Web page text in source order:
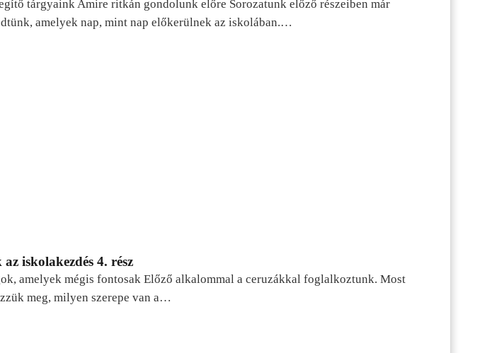
tárgyaink Amire ritkán gondolunk előre Sorozatunk előző részeiben már
amelyek nap, mint nap előkerülnek az iskolában.…
iskolakezdés 4. rész
amelyek mégis fontosak Előző alkalommal a ceruzákkal foglalkoztunk. Most
meg, milyen szerepe van a…